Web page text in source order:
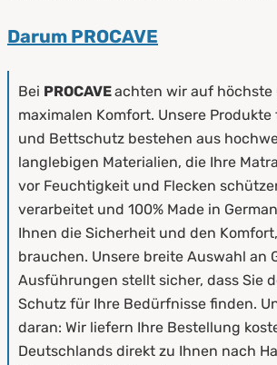
Darum PROCAVE
Bei PROCAVEachten wir auf höchste
maximalen Komfort. Unsere
und Bettschutz bestehen aus
langlebigen Materialien, die Ihre
vor Feuchtigkeit und Flecken
verarbeitet und 100% Made in
Ihnen die Sicherheit und den
brauchen. Unsere breite Auswahl an
Ausführungen stellt sicher, dass Sie
Schutz für Ihre Bedürfnisse finden.
daran: Wir liefern Ihre Bestellung
Deutschlands direkt zu Ihnen nach